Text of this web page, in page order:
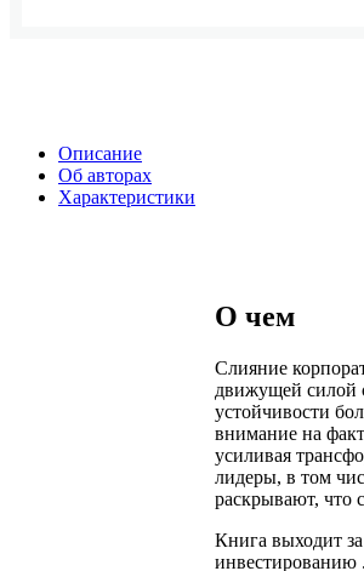
Описание
Об авторах
Характеристики
О чем
Слияние
движущей силой
устойчивости
внимание на
усиливая
лидеры, в том
раскрывают, что
Книга выходит
инвестированию